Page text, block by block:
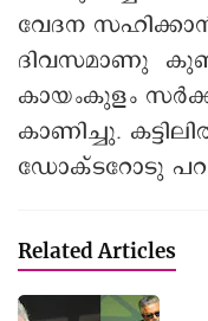
വേദന
ദിവസമാണു
കായംകുളം
കാണിച്ചു.
ഡോക്ടറോടു
Related Articles